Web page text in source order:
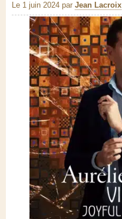
Le 1 juin 2024 par Jean Lacroix